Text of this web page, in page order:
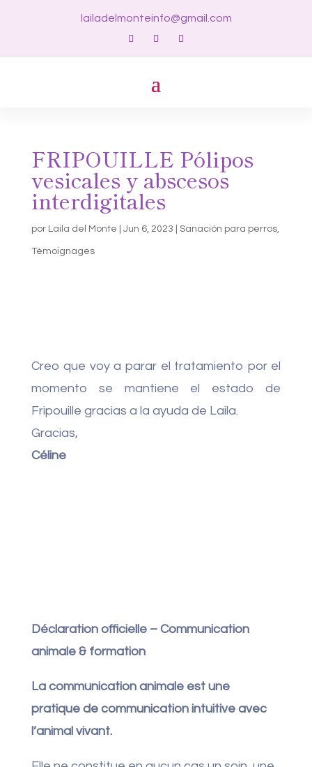
lailadelmonteinfo@gmail.com
FRIPOUILLE Pólipos
vesicales y abscesos
interdigitales
por Laila del Monte Jun 6, 2023 Sanación para perros,
Témoignages
Creo que voy a parar el tratamiento por el
momento se mantiene el estado de
Fripouille gracias a la ayuda de Laila.
Gracias,
Céline
Déclaration officielle – Communication
animale & formation
La communication animale est une
pratique de communication intuitive avec
l’animal vivant.